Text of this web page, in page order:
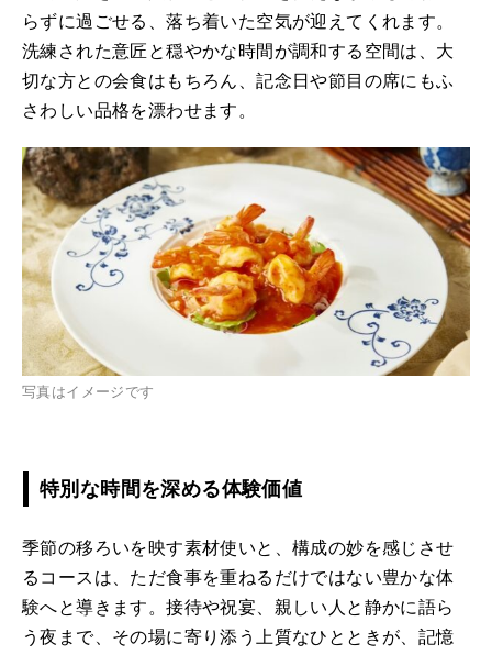
らずに過ごせる、落ち着いた空気が迎えてくれます。
洗練された意匠と穏やかな時間が調和する空間は、大
切な方との会食はもちろん、記念日や節目の席にもふ
さわしい品格を漂わせます。
写真はイメージです
特別な時間を深める体験価値
季節の移ろいを映す素材使いと、構成の妙を感じさせ
るコースは、ただ食事を重ねるだけではない豊かな体
験へと導きます。接待や祝宴、親しい人と静かに語ら
う夜まで、その場に寄り添う上質なひとときが、記憶